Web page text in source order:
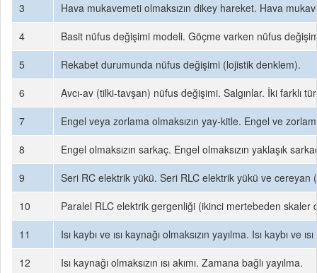
3
Hava mukavemeti olmaksızın dikey hareket. Hava
4
Basit nüfus değişimi modeli. Göçme varken nüfus
5
Rekabet durumunda nüfus değişimi (lojistik denklem).
6
Avcı-av (tilki-tavşan) nüfus değişimi. Salgınlar. İki farklı
7
Engel veya zorlama olmaksızın yay-kitle. Engel ve
8
Engel olmaksızın sarkaç. Engel olmaksızın yaklaşık
9
Seri RC elektrik yükü. Seri RLC elektrik yükü ve
10
Paralel RLC elektrik gergenliği (ikinci mertebeden skaler
11
Isı kaybı ve ısı kaynağı olmaksızın yayılma. Isı kaybı ve
12
Isı kaynağı olmaksızın ısı akımı. Zamana bağlı yayılma.